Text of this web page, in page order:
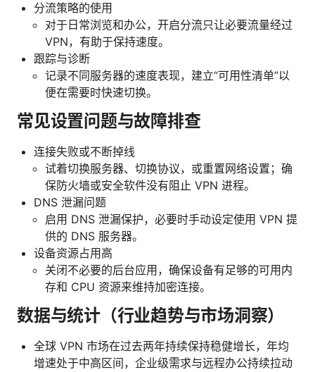
分流策略的使用
对于日常浏览和办公，开启分流只让必要流量经过
VPN，有助于保持速度。
跟踪与诊断
记录不同服务器的速度表现，建立“可用性清单”以
便在需要时快速切换。
常见设置问题与故障排查
连接失败或不断掉线
试着切换服务器、切换协议，或重置网络设置；确
保防火墙或安全软件没有阻止 VPN 进程。
DNS 泄漏问题
启用 DNS 泄漏保护，必要时手动设定使用 VPN 提
供的 DNS 服务器。
设备资源占用高
关闭不必要的后台应用，确保设备有足够的可用内
存和 CPU 资源来维持加密连接。
数据与统计（行业趋势与市场洞察）
全球 VPN 市场在过去两年持续保持稳健增长，年均
增速处于中高区间，企业级需求与远程办公持续拉动